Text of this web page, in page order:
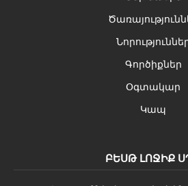
Գործիքներ
Օգտակար
Կապ
ԲԵՍԹ ԼՈՋԻՔ